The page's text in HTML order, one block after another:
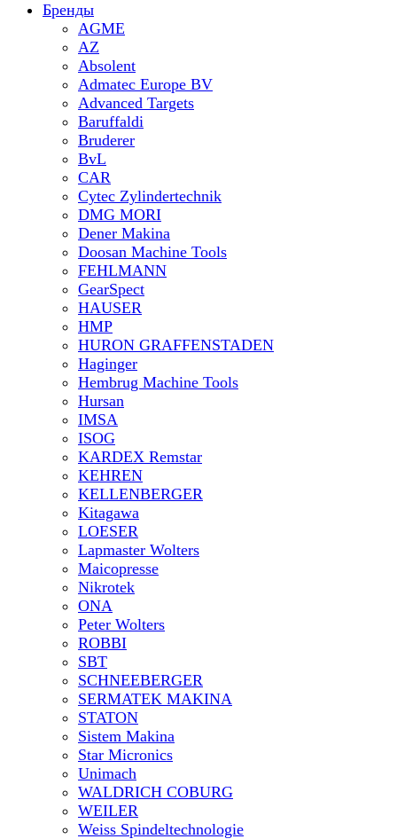
Бренды
AGME
AZ
Absolent
Admatec Europe BV
Advanced Targets
Baruffaldi
Bruderer
BvL
CAR
Cytec Zylindertechnik
DMG MORI
Dener Makina
Doosan Machine Tools
FEHLMANN
GearSpect
HAUSER
HMP
HURON GRAFFENSTADEN
Haginger
Hembrug Machine Tools
Hursan
IMSA
ISOG
KARDEX Remstar
KEHREN
KELLENBERGER
Kitagawa
LOESER
Lapmaster Wolters
Maicopresse
Nikrotek
ONA
Peter Wolters
ROBBI
SBT
SCHNEEBERGER
SERMATEK MAKINA
STATON
Sistem Makina
Star Micronics
Unimach
WALDRICH COBURG
WEILER
Weiss Spindeltechnologie